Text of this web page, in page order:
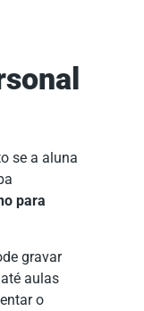
se a aluna
para
gravar
aulas
o